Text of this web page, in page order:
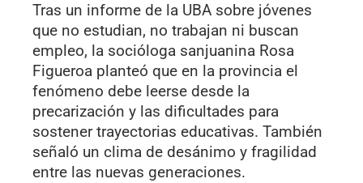
Tras un informe de la UBA sobre jóvenes
que no estudian, no trabajan ni buscan
empleo, la socióloga sanjuanina Rosa
Figueroa planteó que en la provincia el
fenómeno debe leerse desde la
precarización y las dificultades para
sostener trayectorias educativas. También
señaló un clima de desánimo y fragilidad
entre las nuevas generaciones.